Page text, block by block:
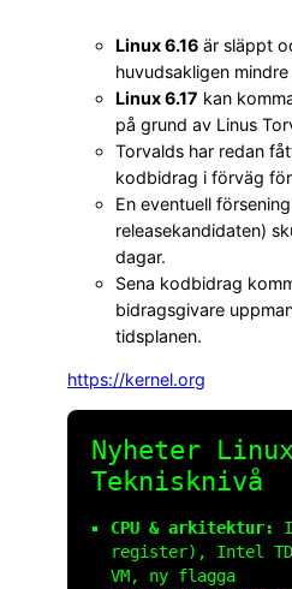
Linux 6.16 är släppt
huvudsakligen
Linux 6.17 kan
på grund av Linus
Torvalds har redan
kodbidrag i förväg
En eventuell
releasekandidaten)
dagar.
Sena kodbidrag
bidragsgivare
tidsplanen.
https://kernel.org
Nyheter
Teknisknivå
CPU & arkitektur:
register), Intel
VM, ny flagga